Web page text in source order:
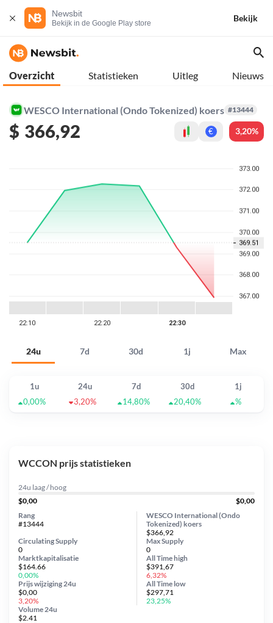
Newsbit
Bekijk in de Google Play store
Bekijk
Overzicht Statistieken Uitleg Nieuws
WESCO International (Ondo Tokenized) koers #13444
$ 366,92 € 3,20%
24u 7d 30d 1j Max
1u 24u 7d 30d
1j
0,00%
3,20% 14,80% 20,40% %
WCCON prijs statistieken
24u laag / hoog
$0,00
$0,00
WESCO International (Ondo
Tokenized) koers
$366,92
Circulating Supply
0
Prijs wijziging 24u
$0,00
3,20%
Max Supply
0
Marktkapitalisatie
$164.66
0,00%
Volume 24u
$2.41
Rang
#13444
All Timehigh
$391,67
6,32%
All Time low
$297,71
23,25%